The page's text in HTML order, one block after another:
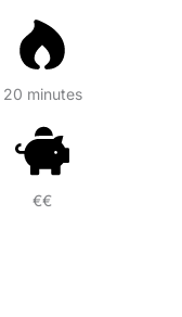
20 minutes
€€